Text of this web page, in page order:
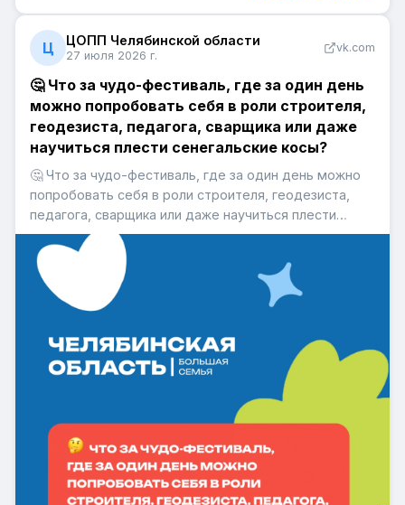
Ц ЦОПП Челябинской области
27 июля 2026 г.
vk.com
🤔 Что за чудо-фестиваль, где за один день
можно попробовать себя в роли строителя,
геодезиста, педагога, сварщика или даже
научиться плести сенегальские косы?
🤔 Что за чудо-фестиваль, где за один день можно
попробовать себя в роли строителя, геодезиста,
педагога, сварщика или даже научиться плести
сенегальские косы? Это фестиваль «Челябинская
область — большая семья». Каждая его остановка
— возможность открыть для себя что-то новое,
узнать больше о про